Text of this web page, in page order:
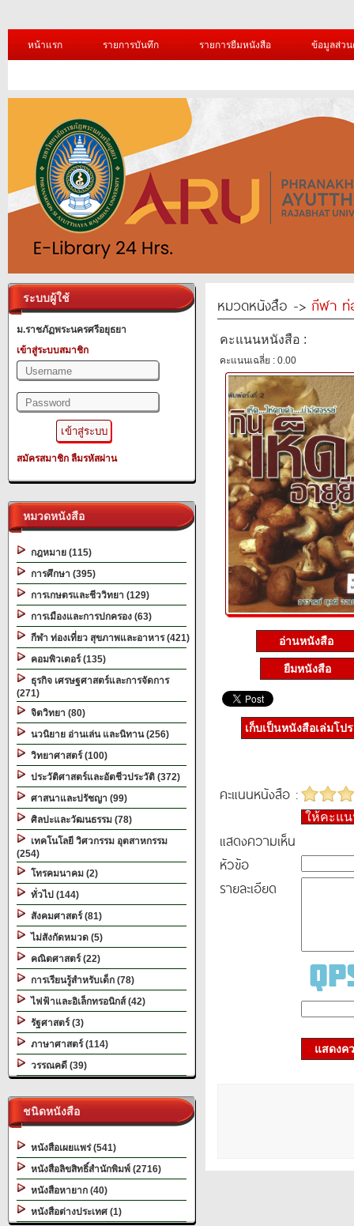
หน้าแรก รายการบันทึก รายการยืมหนังสือ ข้อมูลส่ว
ระบบผู้ใช้
ม.ราชภัฏพระนครศรีอยุธยา
เข้าสู่ระบบสมาชิก
สมัครสมาชิก ลืมรหัสผ่าน
หมวดหนังสือ
กฎหมาย (115)
การศึกษา (395)
การเกษตรและชีววิทยา (129)
การเมืองและการปกครอง (63)
กีฬา ท่องเที่ยว สุขภาพและอาหาร (421)
คอมพิวเตอร์ (135)
ธุรกิจ เศรษฐศาสตร์และการจัดการ
(271)
จิตวิทยา (80)
นวนิยาย อ่านเล่น และนิทาน (256)
วิทยาศาสตร์ (100)
ประวัติศาสตร์และอัตชีวประวัติ (372)
ศาสนาและปรัชญา (99)
ศิลปะและวัฒนธรรม (78)
เทคโนโลยี วิศวกรรม อุตสาหกรรม
(254)
โทรคมนาคม (2)
ทั่วไป (144)
สังคมศาสตร์ (81)
ไม่สังกัดหมวด (5)
คณิตศาสตร์ (22)
การเรียนรู้สำหรับเด็ก (78)
ไฟฟ้าและอิเล็กทรอนิกส์ (42)
รัฐศาสตร์ (3)
ภาษาศาสตร์ (114)
วรรณคดี (39)
ชนิดหนังสือ
หนังสือเผยแพร่ (541)
หนังสือลิขสิทธิ์สำนักพิมพ์ (2716)
หนังสือหายาก (40)
หนังสือต่างประเทศ (1)
หมวดหนังสือ -> กีฬา ท่
คะแนนหนังสือ :
คะแนนเฉลี่ย : 0.00
อ่านหนังสือ
ยืมหนังสือ
เก็บเป็นหนังสือเล่มโป
คะแนนหนังสือ :
ให้คะแ
แสดงความเห็น
หัวข้อ
รายละเอียด
แสดงค